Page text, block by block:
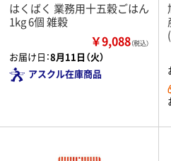
はくばく 業務用十五穀ごはん
1kg 6個 雑穀
￥9,088（税込）
お届け日：8月11日（火）
アスクル在庫商品